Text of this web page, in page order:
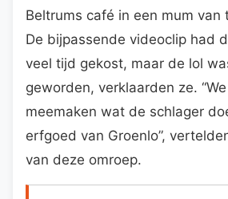
Beltrums café in een mum van
De bijpassende videoclip had
veel tijd gekost, maar de lol
geworden, verklaarden ze.
meemaken wat de schlager
erfgoed van Groenlo”,
van deze omroep.